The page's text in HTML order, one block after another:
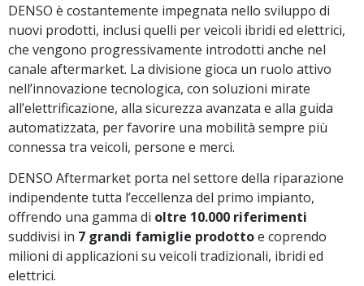
DENSO è costantemente impegnata nello sviluppo di
nuovi prodotti, inclusi quelli per veicoli ibridi ed elettrici,
che vengono progressivamente introdotti anche nel
canale aftermarket. La divisione gioca un ruolo attivo
nell’innovazione tecnologica, con soluzioni mirate
all’elettrificazione, alla sicurezza avanzata e alla guida
automatizzata, per favorire una mobilità sempre più
connessa tra veicoli, persone e merci.
DENSO Aftermarket porta nel settore della riparazione
indipendente tutta l’eccellenza del primo impianto,
offrendo una gamma di oltre 10.000 riferimenti
suddivisi in 7 grandi famiglie prodottoe coprendo
milioni di applicazioni su veicoli tradizionali, ibridi ed
elettrici.